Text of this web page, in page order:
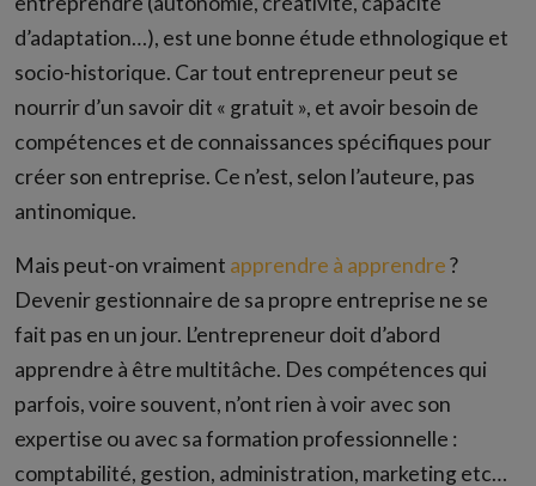
d’adaptation…), est une bonne étude ethnologique et
socio-historique. Car tout entrepreneur peut se
nourrir d’un savoir dit « gratuit », et avoir besoin de
compétences et de connaissances spécifiques pour
créer son entreprise. Ce n’est, selon l’auteure, pas
antinomique.
Mais peut-on vraiment apprendre à apprendre?
Devenir gestionnaire de sa propre entreprise ne se
fait pas en un jour. L’entrepreneur doit d’abord
apprendre à être multitâche. Des compétences qui
parfois, voire souvent, n’ont rien à voir avec son
expertise ou avec sa formation professionnelle :
comptabilité, gestion, administration, marketing etc…